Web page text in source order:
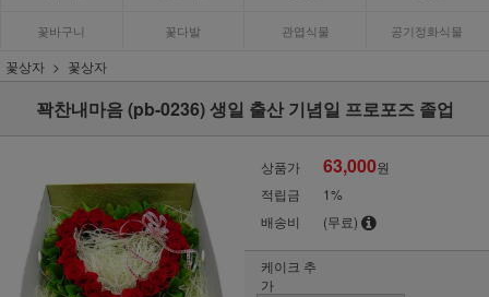
꽃바구니 꽃다발 관엽식물 공기정화식물
꽃상자 꽃상자
꽉찬내마음 (pb-0236) 생일 출산 기념일 프로포즈 졸업
상품가 63,000원
적립금
1%
배송비
(무료)
케이크 추
가